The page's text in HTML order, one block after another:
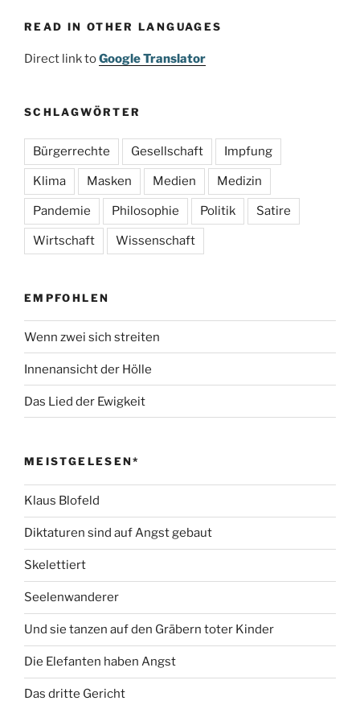
READ IN OTHER LANGUAGES
Direct link toGoogle Translator
SCHLAGWÖRTER
Bürgerrechte Gesellschaft Impfung
Klima Masken Medien Medizin
Pandemie Philosophie Politik Satire
Wirtschaft Wissenschaft
EMPFOHLEN
Wenn zwei sich streiten
Innenansicht der Hölle
Das Lied der Ewigkeit
MEISTGELESEN*
Klaus Blofeld
Diktaturen sind auf Angst gebaut
Skelettiert
Seelenwanderer
Und sie tanzen auf den Gräbern toter Kinder
Die Elefanten haben Angst
Das dritte Gericht